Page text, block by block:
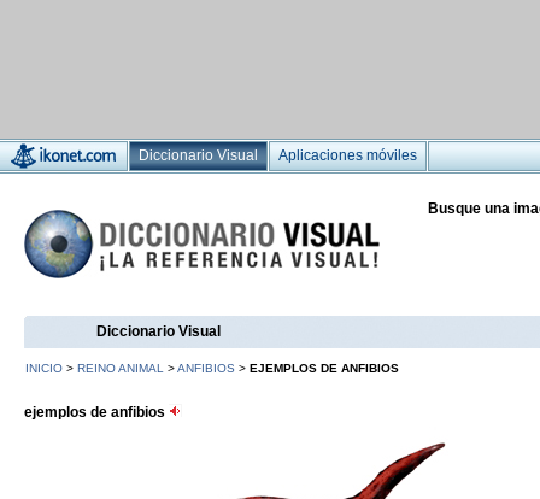
Diccionario Visual Aplicaciones móviles
Busque una
Diccionario Visual
INICIO > REINO ANIMAL >ANFIBIOS > EJEMPLOS DE ANFIBIOS
ejemplos de anfibios